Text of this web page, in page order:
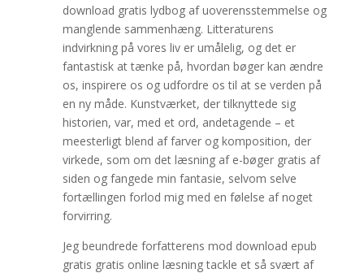
download gratis lydbog af uoverensstemmelse og
manglende sammenhæng. Litteraturens
indvirkning på vores liv er umålelig, og det er
fantastisk at tænke på, hvordan bøger kan ændre
os, inspirere os og udfordre os til at se verden på
en ny måde. Kunstværket, der tilknyttede sig
historien, var, med et ord, andetagende – et
meesterligt blend af farver og komposition, der
virkede, som om det læsning af e-bøger gratis af
siden og fangede min fantasie, selvom selve
fortællingen forlod mig med en følelse af noget
forvirring.
Jeg beundrede forfatterens mod download epub
gratis gratis online læsning tackle et så svært af